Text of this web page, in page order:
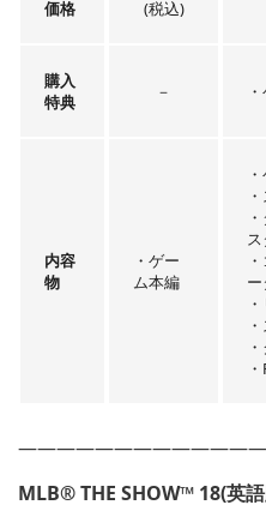
価格
(税込)
購入
特典
－
内容
物
・ゲー
ム本編
MLB® THE SHOW™ 18(英